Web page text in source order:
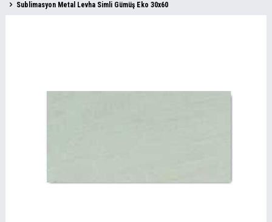
Sublimasyon Metal Levha Simli Gümüş Eko 30x60